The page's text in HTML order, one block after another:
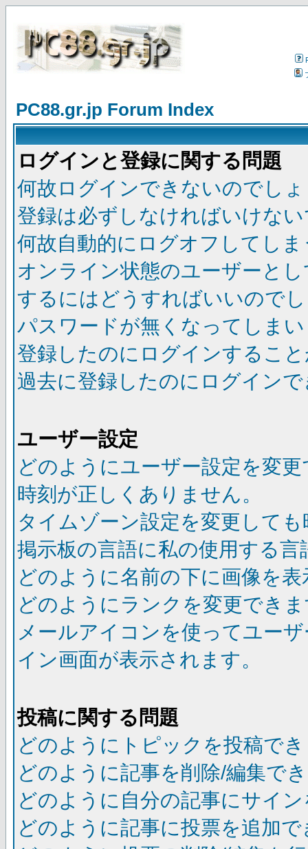
PC88.gr.jp Forum Index
ログインと登録に関する問題
何故ログインできないのでし
登録は必ずしなければいけな
何故自動的にログオフしてし
オンライン状態のユーザーと
するにはどうすればいいので
パスワードが無くなってしま
登録したのにログインするこ
過去に登録したのにログイン
ユーザー設定
どのようにユーザー設定を変
時刻が正しくありません。
タイムゾーン設定を変更して
掲示板の言語に私の使用する
どのように名前の下に画像を
どのようにランクを変更でき
メールアイコンを使ってユー
イン画面が表示されます。
投稿に関する問題
どのようにトピックを投稿で
どのように記事を削除/編集で
どのように自分の記事にサイ
どのように記事に投票を追加